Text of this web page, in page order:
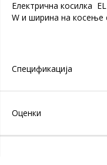
Електрична косилка
W и ширина на косење
Спецификација
Оценки